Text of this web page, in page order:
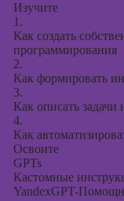
Изучите
1.
Как создать
программирования
2.
Как формировать
3.
Как описать задачи
4.
Как
Освоите
GPTs
Кастомные
YandexGPT-